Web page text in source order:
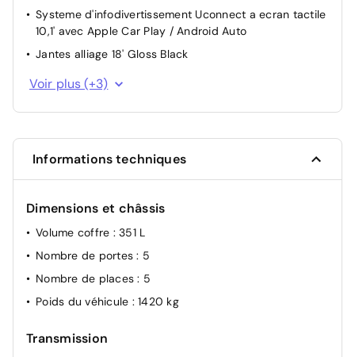
6 airbags
Projecteurs antibrouillard AV
Frein de stationnement electrique
Systeme d'infodivertissement Uconnect a ecran tactile
10,1' avec Apple Car Play / Android Auto
Jantes alliage 18' Gloss Black
Combine d'instrumentation numerique configurable a
ecran TFT de 10,25'
Park Assist:assistance au stationnement
Ouverture et de fermeture des vitres a distance
Voir plus (+3)
Informations techniques
Dimensions et châssis
Volume coffre : 351 L
Nombre de portes: 5
Nombre de places: 5
Poids du véhicule : 1420 kg
Transmission